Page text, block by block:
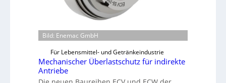
Bild: Enemac GmbH
Für Lebensmittel- und Getränkeindustrie
Mechanischer Überlastschutz für indirekte
Antriebe